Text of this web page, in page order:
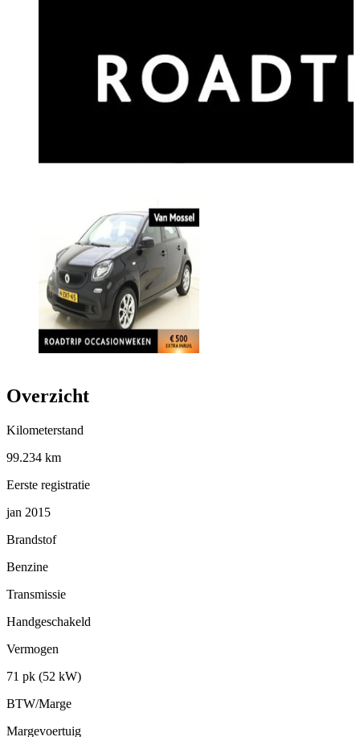
Overzicht
Kilometerstand
99.234 km
Eerste registratie
jan 2015
Brandstof
Benzine
Transmissie
Handgeschakeld
Vermogen
71 pk (52 kW)
BTW/Marge
Margevoertuig